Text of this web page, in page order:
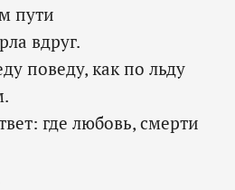
пути
вдруг.
поведу, как по льду
где любовь, смерти